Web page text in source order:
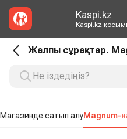
Kaspi.kz
Kaspi.kz
сатып алуMagnum-